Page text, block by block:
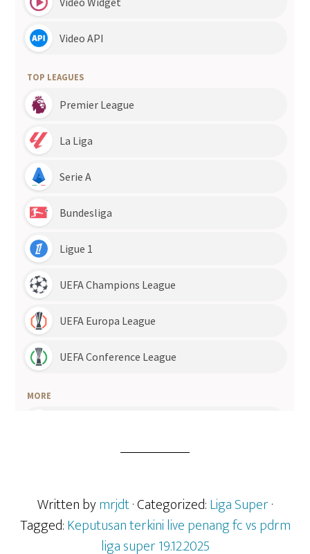
Written bymrjdt· Categorized:Liga Super·
Tagged:Keputusan terkini live penang fc vs pdrm
liga super 19.12.2025